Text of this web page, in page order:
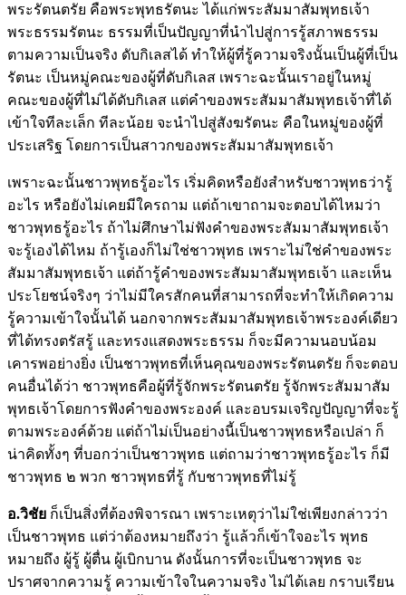
พระรัตนตรัย คือพระพุทธรัตนะ ได้แก่พระสัมมาสัมพุทธเจ้า
พระธรรมรัตนะ ธรรมที่เป็นปัญญาที่นำไปสู่การรู้สภาพธรรม
ตามความเป็นจริง ดับกิเลสได้ ทำให้ผู้ที่รู้ความจริงนั้นเป็นผู้ที่เป็น
รัตนะ เป็นหมู่คณะของผู้ที่ดับกิเลส เพราะฉะนั้นเราอยู่ในหมู่
คณะของผู้ที่ไม่ได้ดับกิเลส แต่คำของพระสัมมาสัมพุทธเจ้าที่ได้
เข้าใจทีละเล็ก ทีละน้อย จะนำไปสู่สังฆรัตนะ คือในหมู่ของผู้ที่
ประเสริฐ โดยการเป็นสาวกของพระสัมมาสัมพุทธเจ้า
เพราะฉะนั้นชาวพุทธรู้อะไร เริ่มคิดหรือยังสำหรับชาวพุทธว่ารู้
อะไร หรือยังไม่เคยมีใครถาม แต่ถ้าเขาถามจะตอบได้ไหมว่า
ชาวพุทธรู้อะไร ถ้าไม่ศึกษาไม่ฟังคำของพระสัมมาสัมพุทธเจ้า
จะรู้เองได้ไหม ถ้ารู้เองก็ไม่ใช่ชาวพุทธ เพราะไม่ใช่คำของพระ
สัมมาสัมพุทธเจ้า แต่ถ้ารู้คำของพระสัมมาสัมพุทธเจ้า และเห็น
ประโยชน์จริงๆ ว่าไม่มีใครสักคนที่สามารถที่จะทำให้เกิดความ
รู้ความเข้าใจนั้นได้ นอกจากพระสัมมาสัมพุทธเจ้าพระองค์เดียว
ที่ได้ทรงตรัสรู้ และทรงแสดงพระธรรม ก็จะมีความนอบน้อม
เคารพอย่างยิ่ง เป็นชาวพุทธที่เห็นคุณของพระรัตนตรัย ก็จะตอบ
คนอื่นได้ว่า ชาวพุทธคือผู้ที่รู้จักพระรัตนตรัย รู้จักพระสัมมาสัม
พุทธเจ้าโดยการฟังคำของพระองค์ และอบรมเจริญปัญญาที่จะรู้
ตามพระองค์ด้วย แต่ถ้าไม่เป็นอย่างนี้เป็นชาวพุทธหรือเปล่า ก็
น่าคิดทั้งๆ ที่บอกว่าเป็นชาวพุทธ แต่ถามว่าชาวพุทธรู้อะไร ก็มี
ชาวพุทธ ๒ พวก ชาวพุทธที่รู้ กับชาวพุทธที่ไม่รู้
อ.วิชัย ก็เป็นสิ่งที่ต้องพิจารณา เพราะเหตุว่าไม่ใช่เพียงกล่าวว่า
เป็นชาวพุทธ แต่ว่าต้องหมายถึงว่า รู้แล้วก็เข้าใจอะไร พุทธ
หมายถึง ผู้รู้ ผู้ตื่น ผู้เบิกบาน ดังนั้นการที่จะเป็นชาวพุทธ จะ
ปราศจากความรู้ ความเข้าใจในความจริง ไม่ได้เลย กราบเรียน